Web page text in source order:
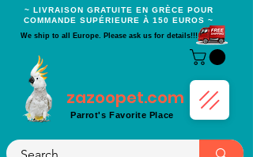
~ LIVRAISON GRATUITE EN GRÈCE POUR
COMMANDE SUPÉRIEURE À 150 EUROS ~
We ship to all Europe. Please ask us for details!!!
zazoopet.com
Parrot's Favorite Place